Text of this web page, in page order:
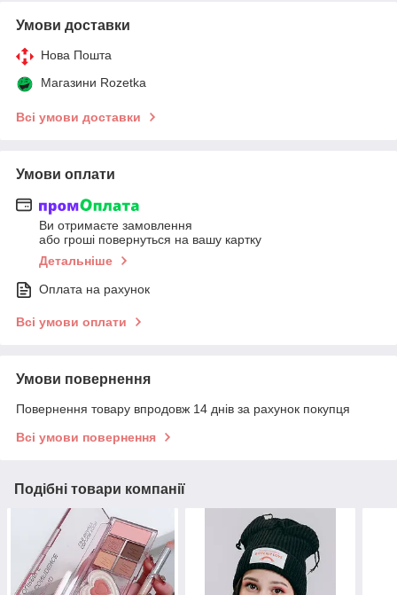
Умови доставки
Нова Пошта
Магазини Rozetka
Всі умови доставки
Умови оплати
Ви отримаєте замовлення
або гроші повернуться на вашу картку
Детальніше
Оплата на рахунок
Всі умови оплати
Умови повернення
Повернення товару впродовж 14 днів за рахунок покупця
Всі умови повернення
Подібні товари компанії